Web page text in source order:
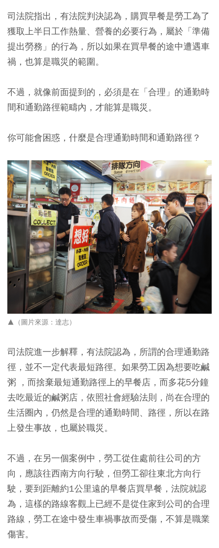
司法院指出，有法院判決認為，購買早餐是勞工為了
獲取上半日工作熱量、營養的必要行為，屬於「準備
提出勞務」的行為，所以如果在買早餐的途中遭遇車
禍，也算是職災的範圍。
不過，就像前面提到的， 必須是在「合理」的通勤時
間和通勤路徑範疇內，才能算是職災。​
你可能會困惑，什麼是合理通勤時間和通勤路徑？​
▲（圖片來源：達志）
司法院進一步解釋，有法院認為，所謂的合理通勤路
徑，並不一定代表最短路徑。如果勞工因為想要吃鹹
粥 ，而捨棄最短通勤路徑上的早餐店，而多花5分鐘
去吃最近的鹹粥店，依照社會經驗法則 ，尚在合理的
生活圈內，仍然是合理的通勤時間、路徑，所以在路
上發生事故，也屬於職災。​
不過，在另一個案例中，勞工從住處前往公司的方
向，應該往西南方向行駛，但勞工卻往東北方向行
駛，要到距離約1公里遠的早餐店買早餐，法院就認
為，這樣的路線客觀上已經不是從住家到公司的合理
路線，勞工在途中發生車禍事故而受傷，不算是職業
傷害。​